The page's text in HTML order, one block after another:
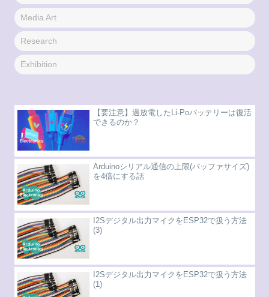
Media Art
Research
Exhibition
【要注意】過放電したLi-Poバッテリーは復活
できるのか？
Arduinoシリアル通信の上限(バッファサイズ)
を4倍にする話
I2Sデジタル出力マイクをESP32で扱う方法
(3)
I2Sデジタル出力マイクをESP32で扱う方法
(1)